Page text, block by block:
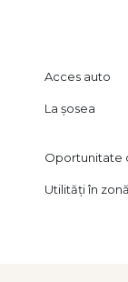
Acces auto
La șosea
Oportunitate
Utilități în zonă